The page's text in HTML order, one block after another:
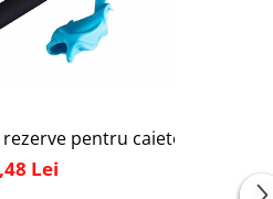
3,4,5,6,7 anipictura si desen,
limba romana, rechizite
pentru caietele de lucru
Lei